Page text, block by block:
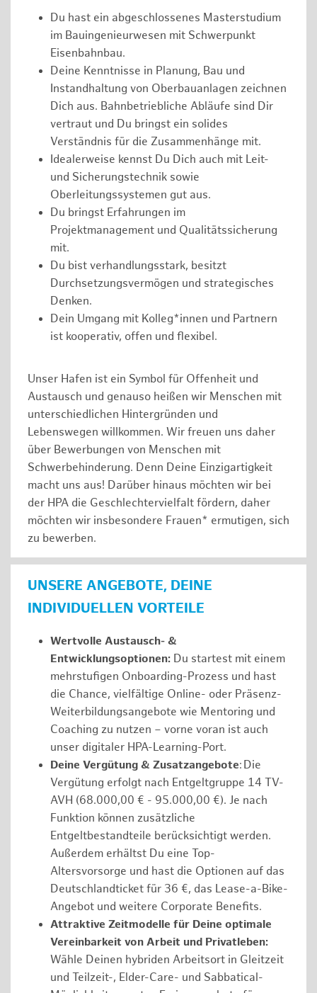
Du hast ein abgeschlossenes Masterstudium
im Bauingenieurwesen mit Schwerpunkt
Eisenbahnbau.
Deine Kenntnisse in Planung, Bau und
Instandhaltung von Oberbauanlagen zeichnen
Dich aus. Bahnbetriebliche Abläufe sind Dir
vertraut und Du bringst ein solides
Verständnis für die Zusammenhänge mit.
Idealerweise kennst Du Dich auch mit Leit-
und Sicherungstechnik sowie
Oberleitungssystemen gut aus.
Du bringst Erfahrungen im
Projektmanagement und Qualitätssicherung
mit.
Du bist verhandlungsstark, besitzt
Durchsetzungsvermögen und strategisches
Denken.
Dein Umgang mit Kolleg*innen und Partnern
ist kooperativ, offen und flexibel.
Unser Hafen ist ein Symbol für Offenheit und
Austausch und genauso heißen wir Menschen mit
unterschiedlichen Hintergründen und
Lebenswegen willkommen. Wir freuen uns daher
über Bewerbungen von Menschen mit
Schwerbehinderung. Denn Deine Einzigartigkeit
macht uns aus! Darüber hinaus möchten wir bei
der HPA die Geschlechtervielfalt fördern, daher
möchten wir insbesondere Frauen* ermutigen, sich
zu bewerben.
UNSERE ANGEBOTE, DEINE
INDIVIDUELLEN VORTEILE
Wertvolle Austausch- &
Entwicklungsoptionen: Du startest mit einem
mehrstufigen Onboarding-Prozess und hast
die Chance, vielfältige Online- oder Präsenz-
Weiterbildungsangebote wie Mentoring und
Coaching zu nutzen – vorne voran ist auch
unser digitaler HPA-Learning-Port.
Deine Vergütung & Zusatzangebote: Die
Vergütung erfolgt nach Entgeltgruppe 14 TV-
AVH (68.000,00 € - 95.000,00 €). Je nach
Funktion können zusätzliche
Entgeltbestandteile berücksichtigt werden.
Außerdem erhältst Du eine Top-
Altersvorsorge und hast die Optionen auf das
Deutschlandticket für 36 €, das Lease-a-Bike-
Angebot und weitere Corporate Benefits.
Attraktive Zeitmodelle für Deine optimale
Vereinbarkeit von Arbeit und Privatleben:
Wähle Deinen hybriden Arbeitsort in Gleitzeit
und Teilzeit-, Elder-Care- und Sabbatical-